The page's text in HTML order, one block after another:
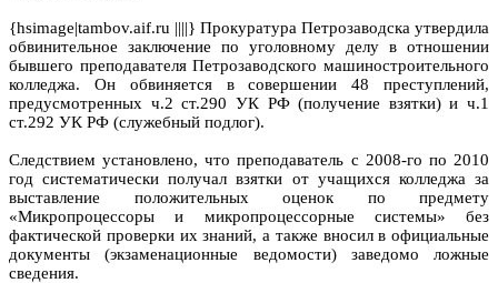
{hsimage|tambov.aif.ru ||||} Прокуратура Петрозаводска утвердила
обвинительное заключение по уголовному делу в отношении
бывшего преподавателя Петрозаводского машиностроительного
колледжа. Он обвиняется в совершении 48 преступлений,
предусмотренных ч.2 ст.290 УК РФ (получение взятки) и ч.1
ст.292 УК РФ (служебный подлог).
Следствием установлено, что преподаватель с 2008-го по 2010
год систематически получал взятки от учащихся колледжа за
выставление положительных оценок по предмету
«Микропроцессоры и микропроцессорные системы» без
фактической проверки их знаний, а также вносил в официальные
документы (экзаменационные ведомости) заведомо ложные
сведения.